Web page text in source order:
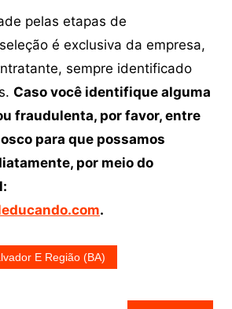
pelas etapas de
é exclusiva da empresa,
sempre identificado
Caso você identifique alguma
fraudulenta, por favor, entre
para que possamos
por meio do
.
E Região (BA)